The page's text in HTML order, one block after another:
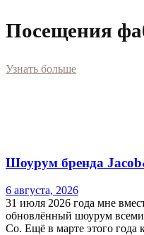
Посещения
Узнать больше
Шоурум бренда
6 августа, 2026
31 июля 2026 года мне
обновлённый шоурум
Co. Ещё в марте этого года